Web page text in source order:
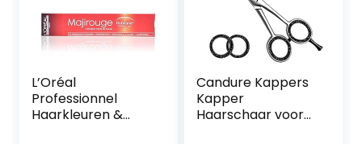
L’Oréal
Professionnel
Haarkleuren &
Candure Kappers
Kapper
Haarschaar voor